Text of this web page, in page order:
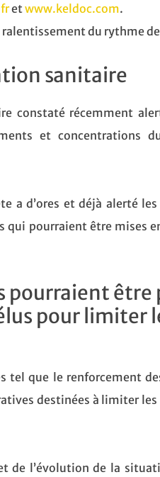
etwww.keldoc.com.
du rythme
sanitaire
constaté récemment
et concentrations
a d’ores et déjà alerté
qui pourraient être mises
pourraient être
pour limiter
tel que le renforcement
destinées à limiter
de l’évolution de la